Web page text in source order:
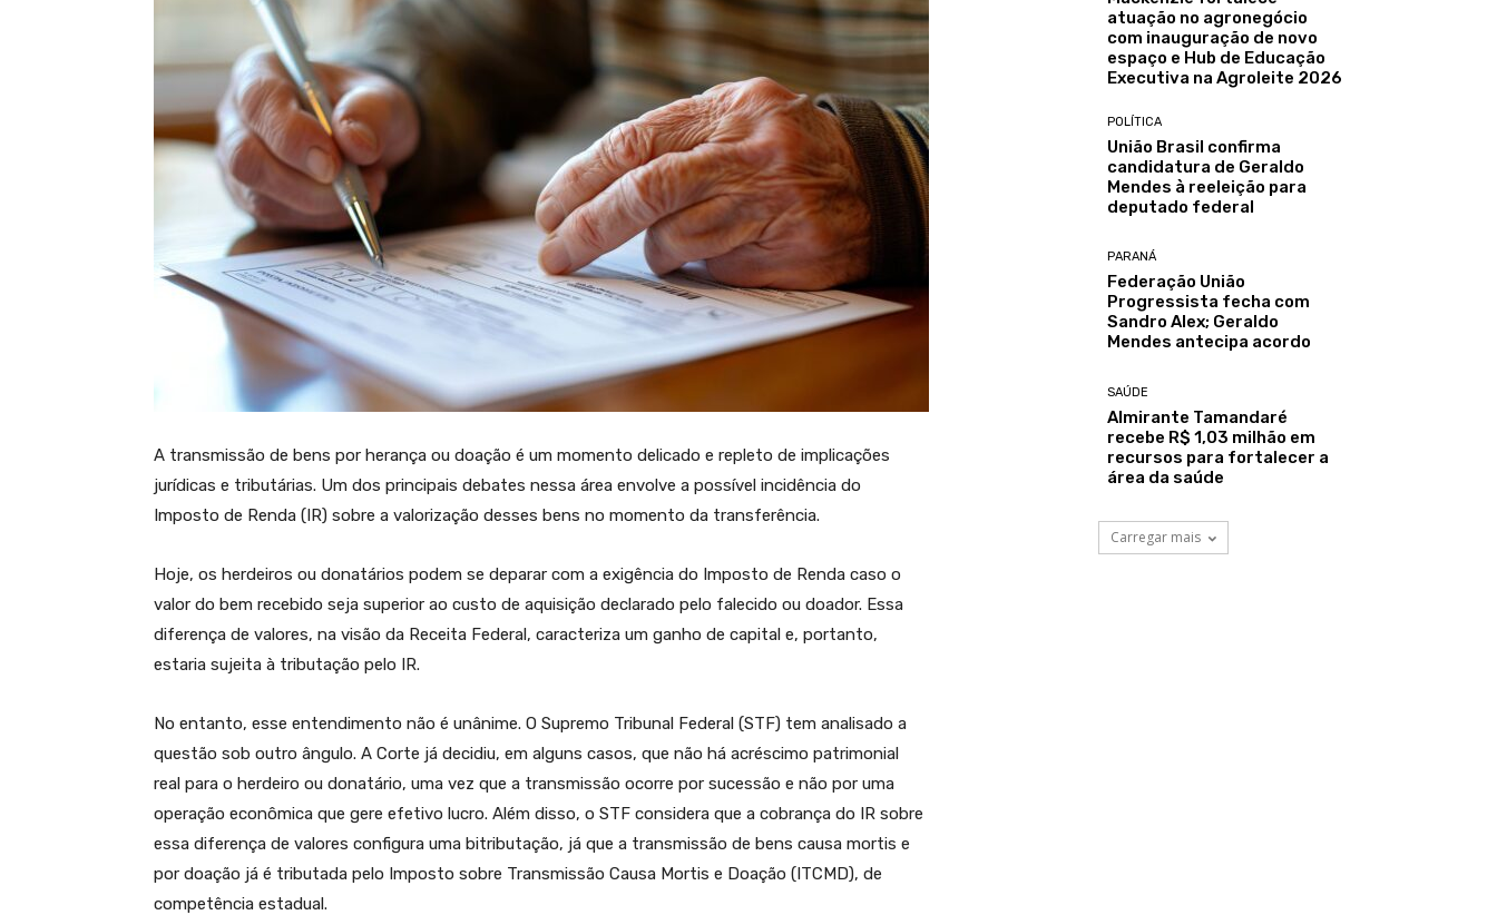
A transmissão de bens por herança ou doação é um momento delicado e repleto de implicações
jurídicas e tributárias. Um dos principais debates nessa área envolve a possível incidência do
Imposto de Renda (IR) sobre a valorização desses bens no momento da transferência.
Hoje, os herdeiros ou donatários podem se deparar com a exigência do Imposto de Renda caso o
valor do bem recebido seja superior ao custo de aquisição declarado pelo falecido ou doador. Essa
diferença de valores, na visão da Receita Federal, caracteriza um ganho de capital e, portanto,
estaria sujeita à tributação pelo IR.
No entanto, esse entendimento não é unânime. O Supremo Tribunal Federal (STF) tem analisado a
questão sob outro ângulo. A Corte já decidiu, em alguns casos, que não há acréscimo patrimonial
real para o herdeiro ou donatário, uma vez que a transmissão ocorre por sucessão e não por uma
operação econômica que gere efetivo lucro. Além disso, o STF considera que a cobrança do IR sobre
essa diferença de valores configura uma bitributação, já que a transmissão de bens causa mortis e
por doação já é tributada pelo Imposto sobre Transmissão Causa Mortis e Doação (ITCMD), de
competência estadual.
atuação no agronegócio
com inauguração de novo
espaço e Hub de Educação
Executiva na Agroleite 2026
POLÍTICA
União Brasil confirma
candidatura de Geraldo
Mendes à reeleição para
deputado federal
PARANÁ
Federação União
Progressista fecha com
Sandro Alex; Geraldo
Mendes antecipa acordo
SAÚDE
Almirante Tamandaré
recebe R$ 1,03 milhão em
recursos para fortalecer a
área da saúde
Carregar mais